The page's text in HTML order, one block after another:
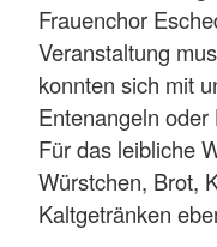
Frauenchor
Veranstaltung
konnten sich mit
Entenangeln
Für das leibliche
Würstchen, Brot,
Kaltgetränken